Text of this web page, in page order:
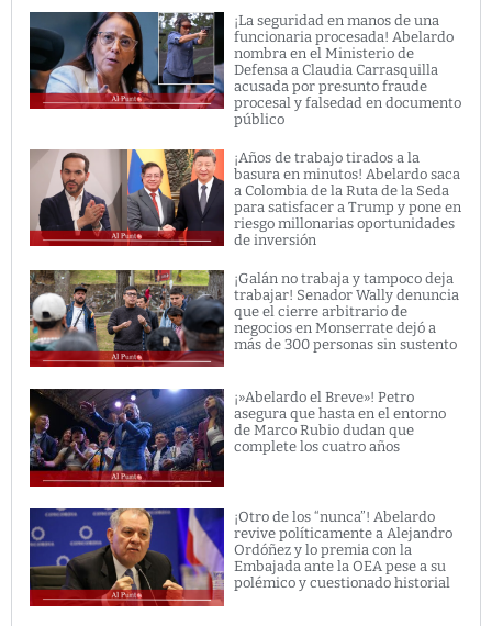
¡La seguridad en manos de una
funcionaria procesada! Abelardo
nombra en el Ministerio de
Defensa a Claudia Carrasquilla
acusada por presunto fraude
procesal y falsedad en documento
público
¡Años de trabajo tirados a la
basura en minutos! Abelardo saca
a Colombia de la Ruta de la Seda
para satisfacer a Trump y pone en
riesgo millonarias oportunidades
de inversión
¡Galán no trabaja y tampoco deja
trabajar! Senador Wally denuncia
que el cierre arbitrario de
negocios en Monserrate dejó a
más de 300 personas sin sustento
¡»Abelardo el Breve»! Petro
asegura que hasta en el entorno
de Marco Rubio dudan que
complete los cuatro años
¡Otro de los “nunca”! Abelardo
revive políticamente a Alejandro
Ordóñez y lo premia con la
Embajada ante la OEA pese a su
polémico y cuestionado historial